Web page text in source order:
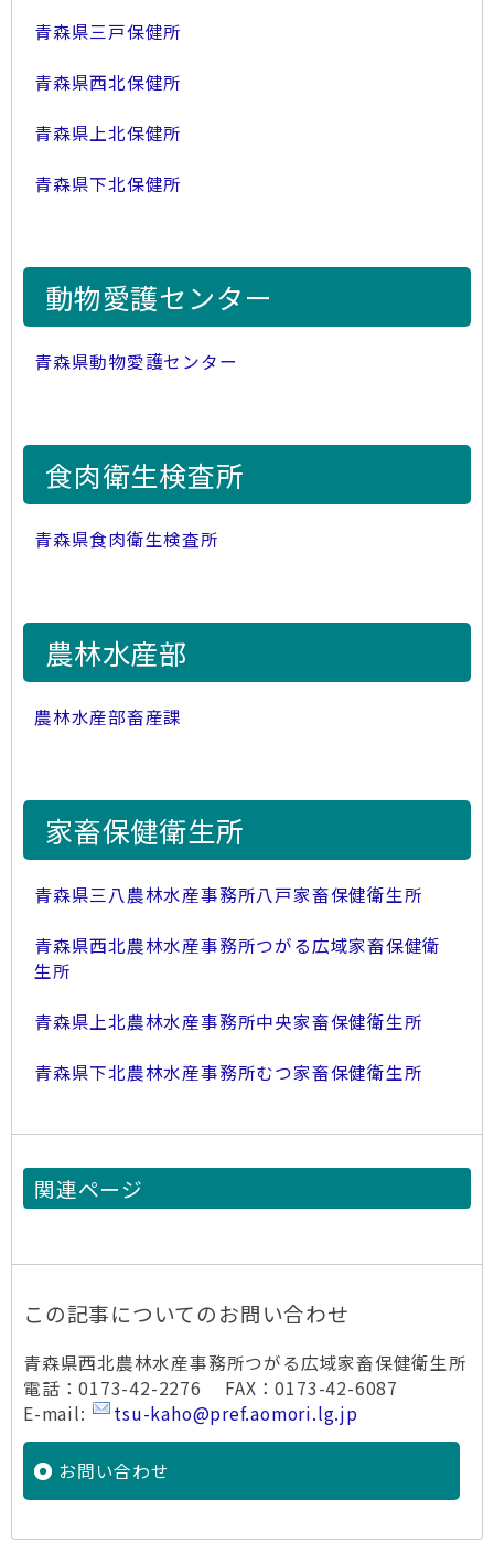
青森県三戸保健所
青森県西北保健所
青森県上北保健所
青森県下北保健所
動物愛護センター
青森県動物愛護センター
食肉衛生検査所
青森県食肉衛生検査所
農林水産部
農林水産部畜産課
家畜保健衛生所
青森県三八農林水産事務所八戸家畜保健衛生所
青森県西北農林水産事務所つがる広域家畜保健衛
生所
青森県上北農林水産事務所中央家畜保健衛生所
青森県下北農林水産事務所むつ家畜保健衛生所
関連ページ
この記事についてのお問い合わせ
青森県西北農林水産事務所つがる広域家畜保健衛生所
電話：0173-42-2276 FAX：0173-42-6087
E-mail:
tsu-kaho@pref.aomori.lg.jp
お問い合わせ